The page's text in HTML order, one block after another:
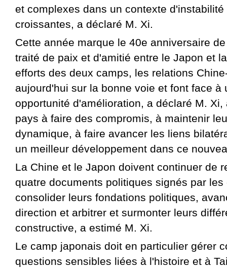
et complexes dans un contexte
croissantes, a déclaré M. Xi.
Cette année marque le 40e anniversaire
traité de paix et d'amitié entre le Japon et
efforts des deux camps, les relations
aujourd'hui sur la bonne voie et font face à
opportunité d'amélioration, a déclaré M.
pays à faire des compromis, à maintenir
dynamique, à faire avancer les liens
un meilleur développement dans ce
La Chine et le Japon doivent continuer de
quatre documents politiques signés par les
consolider leurs fondations politiques,
direction et arbitrer et surmonter leurs
constructive, a estimé M. Xi.
Le camp japonais doit en particulier gérer
questions sensibles liées à l'histoire et à